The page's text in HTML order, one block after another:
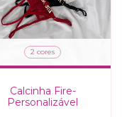
2 cores
Calcinha Fire-
Personalizável